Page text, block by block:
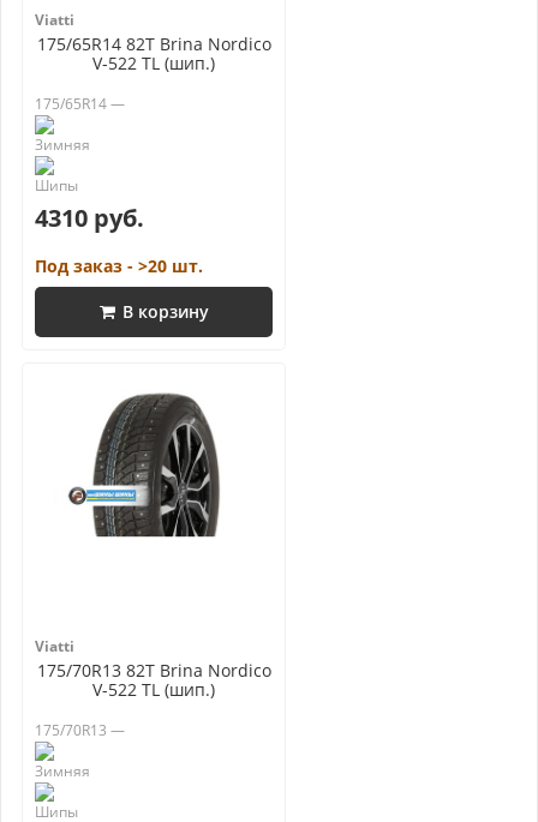
Viatti
175/65R14 82T Brina Nordico
V-522 TL (шип.)
175/65R14 —
4310 руб.
Под заказ - >20 шт.
В корзину
Viatti
175/70R13 82T Brina Nordico
V-522 TL (шип.)
175/70R13 —